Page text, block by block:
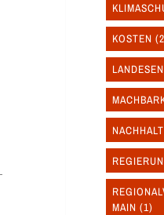
KOSTEN
MAIN (1)